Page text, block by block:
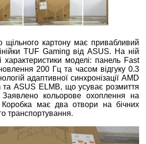
щільного картону має привабливий
TUF Gaming від ASUS. На ній
характеристики моделі: панель Fast
200 Гц та часом відгуку 0.3
адаптивної синхронізації AMD
та ASUS ELMB, що усуває розмиття
Заявлено кольорове охоплення на
Коробка має два отвори на бічних
транспортування.